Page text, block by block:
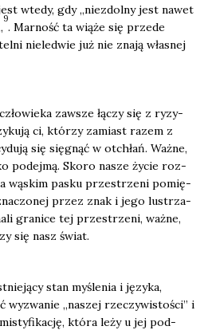
wte­dy, gdy „nie­zdol­ny jest nawet
9
. Mar­ność ta wią­że się przede
nie­le­d­wie już nie zna­ją wła­snej
zawsze łączy się z ryzy­
ci, któ­rzy zamiast razem z
się się­gnąć w otchłań. Waż­ne,
podej­mą. Sko­ro nasze życie roz­
wąskim pasku prze­strze­ni pomię­
przez znak i jego lustrza­
gra­ni­ce tej prze­strze­ni, waż­ne,
się nasz świat.
stan myśle­nia i języ­ka,
„naszej rze­czy­wi­sto­ści” i
któ­ra leży u jej pod­